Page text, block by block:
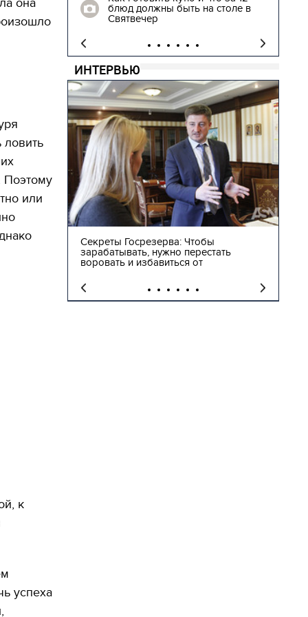
она
Поэтому
или
к
успеха
блюд должны быть на столе в
Святвечер
ИНТЕРВЬЮ
Лев Парцхаладзе: Надо не закрывать
школы, а строить такие, чтобы дети
сами захотели в них перейти